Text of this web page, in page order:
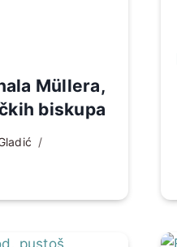
Müllera,
biskupa